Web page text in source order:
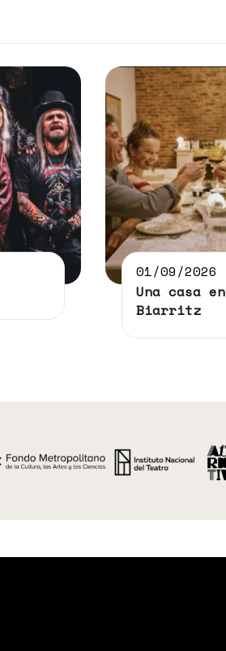
01/09/2026
Una casa en
Biarritz